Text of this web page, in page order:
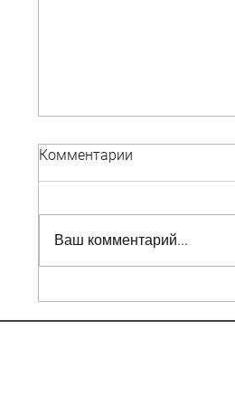
Комментарии
Ваш комментарий...